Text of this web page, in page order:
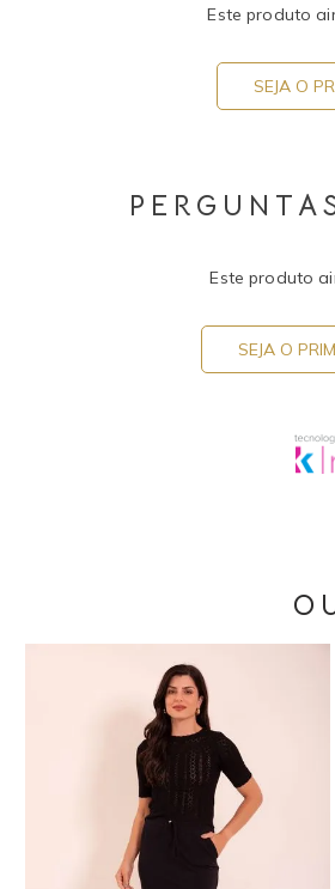
Este produto
SEJA O
Este produto
SEJA O